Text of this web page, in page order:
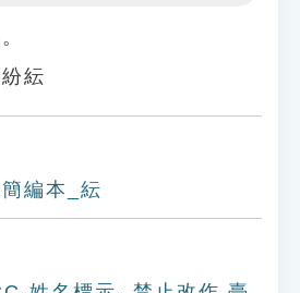
紜
編本_紜